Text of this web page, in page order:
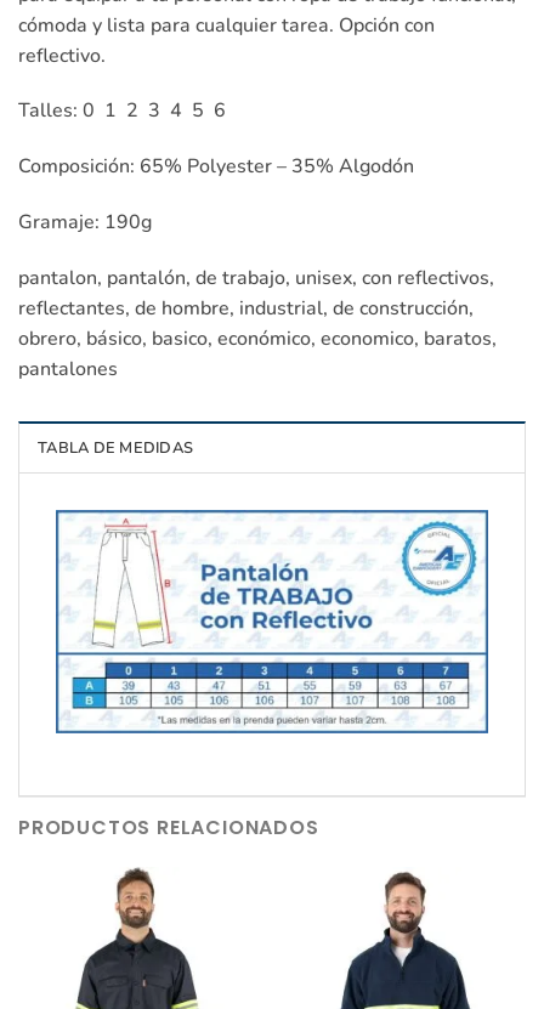
cómoda y lista para cualquier tarea. Opción con
reflectivo.
Talles: 0 1 2 3 4 5 6
Composición: 65% Polyester – 35% Algodón
Gramaje: 190g
pantalon, pantalón, de trabajo, unisex, con reflectivos,
reflectantes, de hombre, industrial, de construcción,
obrero, básico, basico, económico, economico, baratos,
pantalones
TABLA DE MEDIDAS
PRODUCTOS RELACIONADOS